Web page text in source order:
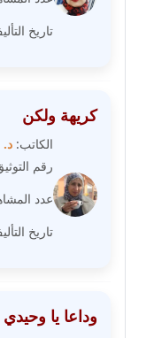
مدونة
مدونة
عاملة
مدونة
مدونة
عاملة
تاريخ
كريهة ولكن
الكاتب: د.
رقم
عدد
تاريخ
وداعا يا وحيدي